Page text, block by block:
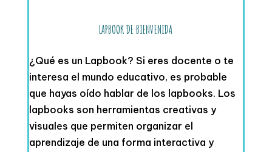
LAPBOOK DE BIENVENIDA
¿Qué es un Lapbook? Si eres docente o te
interesa el mundo educativo, es probable
que hayas oído hablar de los lapbooks. Los
lapbooks son herramientas creativas y
visuales que permiten organizar el
aprendizaje de una forma interactiva y